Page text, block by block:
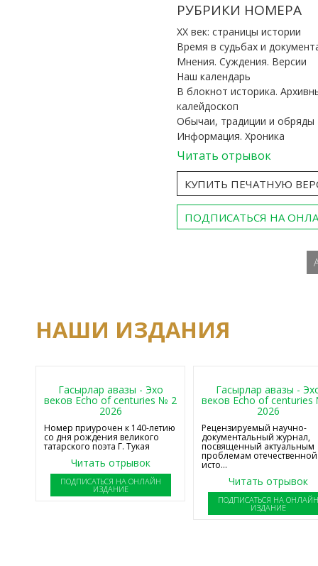
РУБРИКИ НОМЕРА
ХХ век: страницы истории
Время в судьбах и
Мнения. Суждения. Версии
Наш календарь
В блокнот историка.
калейдоскоп
Обычаи, традиции и обряды
Информация. Хроника
Читать отрывок
КУПИТЬ ПЕЧАТНУЮ
ПОДПИСАТЬСЯ НА
НАШИ ИЗДАНИЯ
Гасырлар авазы - Эхо
веков Echo of centuries № 2
2026
Номер приурочен к 140-летию
со дня рождения великого
татарского поэта Г. Тукая
Читать отрывок
ПОДПИСАТЬСЯ НА ОНЛАЙН
ИЗДАНИЕ
Гасырлар авазы -
веков Echo of
2026
Рецензируемый научно-
документальный журнал,
посвященный актуальным
проблемам отечественной
исто...
Читать отрывок
ПОДПИСАТЬСЯ НА
ИЗДАНИЕ